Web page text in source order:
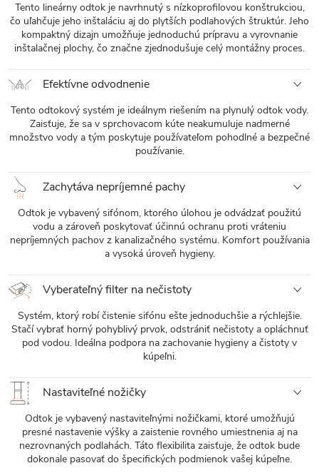
Tento lineárny odtok je navrhnutý s nízkoprofilovou konštrukciou,
čo uľahčuje jeho inštaláciu aj do plytších podlahových štruktúr. Jeho
kompaktný dizajn umožňuje jednoduchú prípravu a vyrovnanie
inštalačnej plochy, čo značne zjednodušuje celý montážny proces.
Efektívne odvodnenie
Tento odtokový systém je ideálnym riešením na plynulý odtok vody.
Zaisťuje, že sa v sprchovacom kúte neakumuluje nadmerné
množstvo vody a tým poskytuje používateľom pohodlné a bezpečné
používanie.
Zachytáva nepríjemné pachy
Odtok je vybavený sifónom, ktorého úlohou je odvádzať použitú
vodu a zároveň poskytovať účinnú ochranu proti vráteniu
nepríjemných pachov z kanalizačného systému. Komfort používania
a vysoká úroveň hygieny.
Vyberateľný filter na nečistoty
Systém, ktorý robí čistenie sifónu ešte jednoduchšie a rýchlejšie.
Stačí vybrať horný pohyblivý prvok, odstrániť nečistoty a opláchnuť
pod vodou. Ideálna podpora na zachovanie hygieny a čistoty v
kúpeľni.
Nastaviteľné nožičky
Odtok je vybavený nastaviteľnými nožičkami, ktoré umožňujú
presné nastavenie výšky a zaistenie rovného umiestnenia aj na
nezrovnaných podlahách. Táto flexibilita zaisťuje, že odtok bude
dokonale pasovať do špecifických podmienok vašej kúpeľne.